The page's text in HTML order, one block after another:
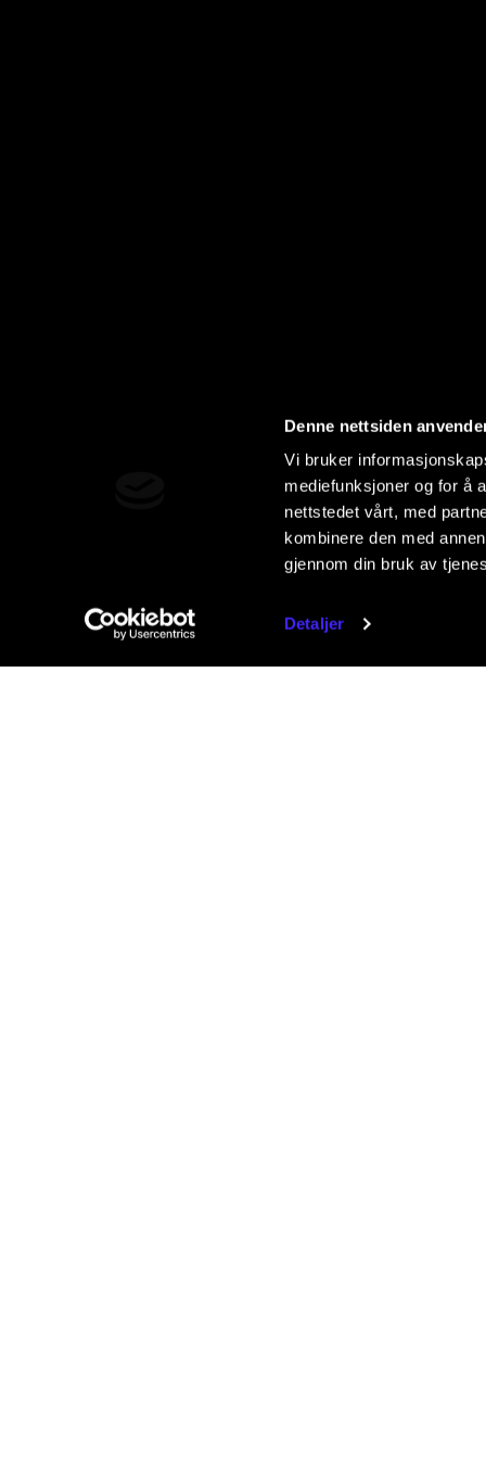
Denne nettsiden
Vi bruker
mediefunksjoner og for å
nettstedet vårt, med
kombinere den med
gjennom din bruk av
Detaljer